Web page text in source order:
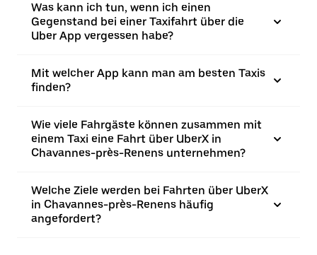
Was kann ich tun, wenn ich einen
Gegenstand bei einer Taxifahrt über die
Uber App vergessen habe?
Mit welcher App kann man am besten Taxis
finden?
Wie viele Fahrgäste können zusammen mit
einem Taxi eine Fahrt über UberX in
Chavannes-près-Renens unternehmen?
Welche Ziele werden bei Fahrten über UberX
in Chavannes-près-Renens häufig
angefordert?